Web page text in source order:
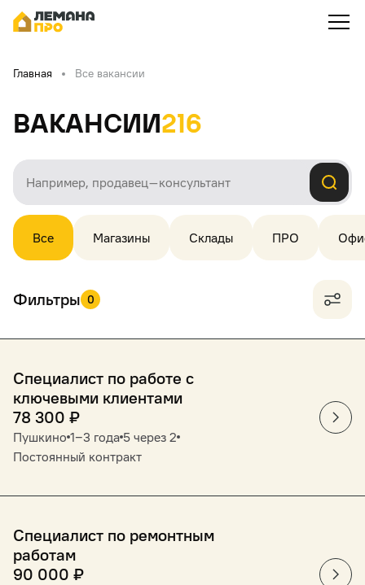
Главная Все вакансии
Вакансии216
Все Магазины Склады ПРО
Фильтры 0
Специалист по работе с
ключевыми клиентами
78 300 ₽
Пушкино 1‒3 года 5 через 2
Постоянный контракт
Специалист по ремонтным
работам
90 000 ₽